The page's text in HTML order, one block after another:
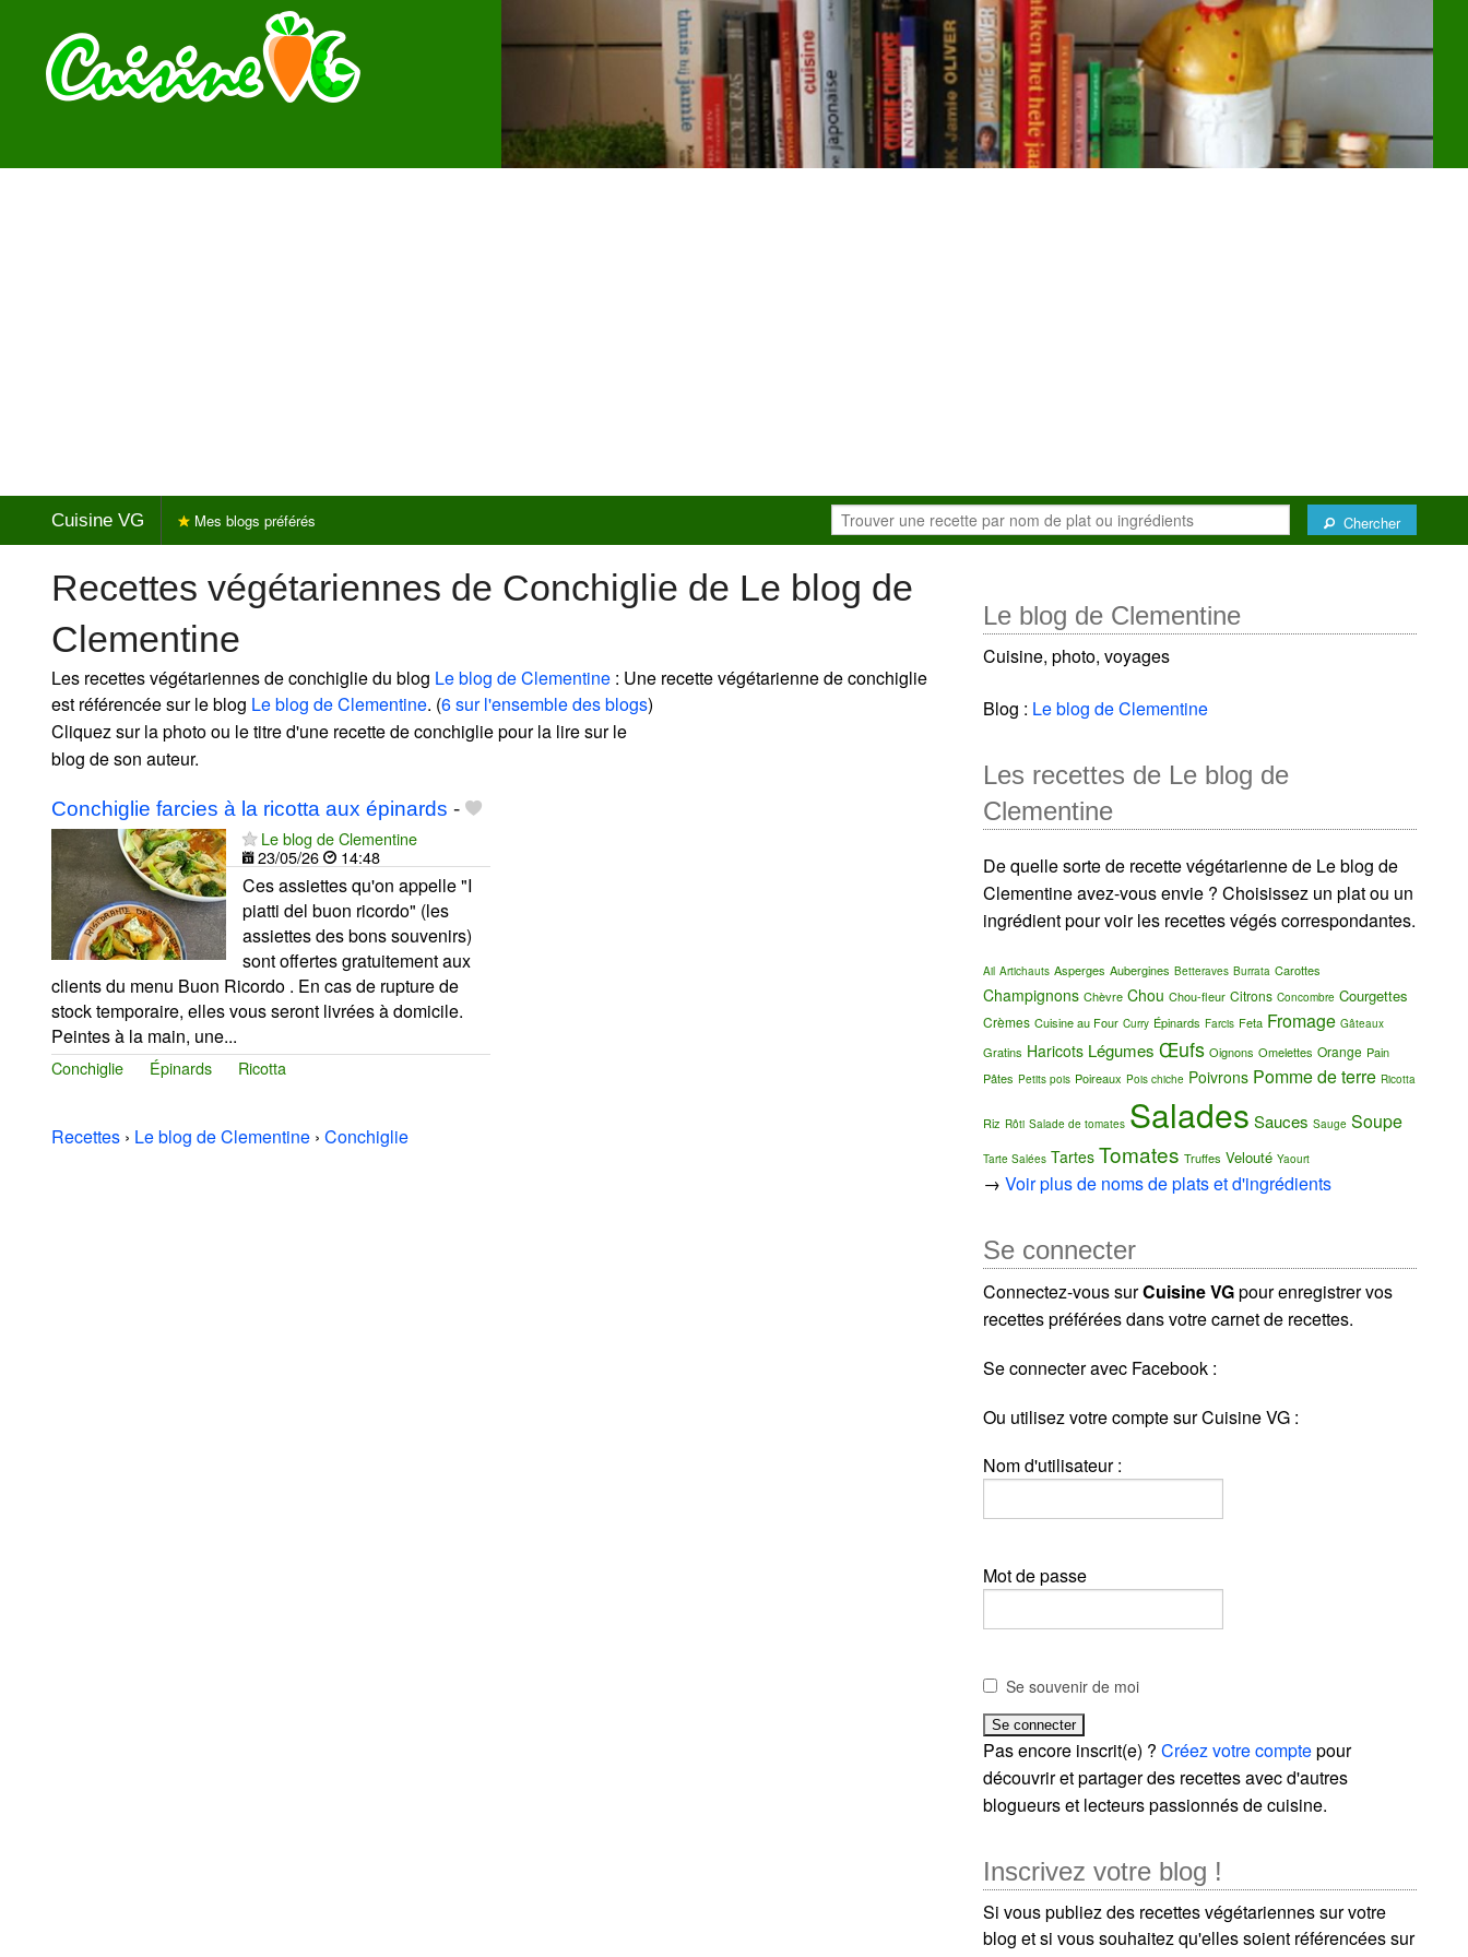
Cuisine VG Chercher
Mes blogs préférés
Recettes végétariennes de Conchiglie de Le blog de
Clementine
Les recettes végétariennes de conchiglie du blog Le blog de Clementine : Une recette végétarienne de conchiglie
est référencée sur le blog Le blog de Clementine. (6 sur l'ensemble des blogs)
Cliquez sur la photo ou le titre d'une recette de conchiglie pour la lire sur le
blog de son auteur.
Conchiglie farcies à la ricotta aux épinards -
Le blog de Clementine
23/05/26
14:48
Ces assiettes qu'on appelle "I
piatti del buon ricordo" (les
assiettes des bons souvenirs)
sont offertes gratuitement aux
clients du menu Buon Ricordo . En cas de rupture de
stock temporaire, elles vous seront livrées à domicile.
Peintes à la main, une...
Conchiglie Épinards Ricotta
Recettes › Le blog de Clementine › Conchiglie
Le blog de Clementine
Cuisine, photo, voyages
Blog : Le blog de Clementine
Les recettes de Le blog de
Clementine
De quelle sorte de recette végétarienne de Le blog de
Clementine avez-vous envie ? Choisissez un plat ou un
ingrédient pour voir les recettes végés correspondantes.
Ail Artichauts Asperges Aubergines Betteraves Burrata Carottes
Champignons Chèvre Chou Chou-fleur Citrons Concombre Courgettes
Crèmes Cuisine au Four Curry Épinards Farcis Feta Fromage Gâteaux
Gratins Haricots Légumes Œufs Oignons Omelettes Orange Pain
Pâtes Petits pois Poireaux Pois chiche Poivrons Pomme de terre Ricotta
Riz Rôti Salade de tomates Salades Sauces Sauge Soupe
Tarte Salées Tartes Tomates Truffes Velouté Yaourt
→Voir plus de noms de plats et d'ingrédients
Se connecter
Connectez-vous surCuisine VGpour enregistrer vos
recettes préférées dans votre carnet de recettes.
Se connecter avec Facebook :
Ou utilisez votre compte sur Cuisine VG :
Nom d'utilisateur :
Mot de passe
Se souvenir de moi
Pas encore inscrit(e) ?Créez votre comptepour
découvrir et partager des recettes avec d'autres
blogueurs et lecteurs passionnés de cuisine.
Inscrivez votre blog !
Si vous publiez des recettes végétariennes sur votre
blog et si vous souhaitez qu'elles soient référencées sur